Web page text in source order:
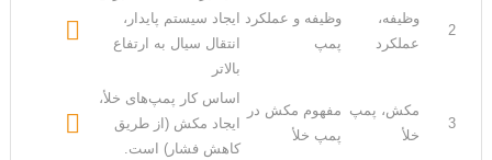
2
وظیفه،
عملکرد
وظیفه و عملکرد
پمپ
ایجاد سیستم پایدار،
انتقال سیال به ارتفاع
بالاتر

3
مکش، پمپ
خلأ
مفهوم مکش در
پمپ‌ خلأ
اساس کار پمپ‌های خلأ،
ایجاد مکش (از طریق
کاهش فشار) است.
